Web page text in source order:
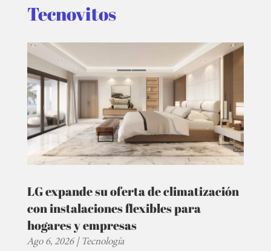
Tecnovitos
LG expande su oferta de climatización
con instalaciones flexibles para
hogares y empresas
Ago 6, 2026|Tecnología